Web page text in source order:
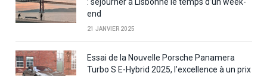
: séjourner à Lisbonne le temps d’un week-
end
21 JANVIER 2025
Essai de la Nouvelle Porsche Panamera
Turbo S E-Hybrid 2025, l’excellence à un prix